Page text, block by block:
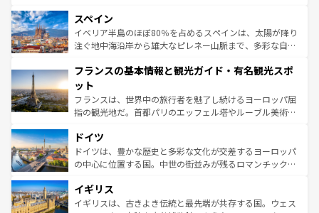
ろん、トスカーナの美しい田園風景やアマルフィ海岸の絶
景など、自然景観も見逃せない。観光の合間には、本場の
ピザやパスタなど、絶品のイタリア料理を堪能することも
ませてくれるイタリアで、忘れられない旅をしてみよう！
なお、新着のイタリア情報は
しい。
スペイン
イベリア半島のほぼ80％を占めるスペインは、太陽が降り
注ぐ地中海沿岸から雄大なピレネー山脈まで、多彩な自然
文化が根付くこの国では、情熱的なフラメンコ、熱気あふ
れる闘牛、そして美味しいタパスが生活の一部となってい
る。首都マドリードの洗練された雰囲気や、バルセロナの
アートに溢れた街角から、地方では古代ローマ遺跡や中世
せる。地方によって風土や気候が異なるスペインはその個
性で訪れる人を魅了する。 なお、新着のスペイン情報は コ
ンテンツ一覧を参照してほしい。
フランスの基本情報と観光ガイド・有名観光スポ
ット
フランスは、世界中の旅行者を魅了し続けるヨーロッパ屈
指の観光地だ。首都パリのエッフェル塔やルーブル美術館
で、幅広い魅力が詰まっている。華麗な宮殿、歴史的な大
聖堂、美しいビーチ、そして豊かな自然が、訪れる者を心
から魅了する。また、フランスは美食の国としても知ら
いる。シャンパンの発祥地であるランス、プロヴァンスの
香り高いラベンダー畑など、多彩な楽しみ方が可能だ。さ
ドイツ
ドイツは、豊かな歴史と多彩な文化が交差するヨーロッパ
の中心に位置する国。中世の街並みが残るロマンチック街
顔を持つこの国は、どこを歩いても飽きることがない。ベ
ルリンの文化的活気、バイエルン州のアルプスの絶景、そ
イギリス
イギリスは、古きよき伝統と最先端が共存する国。ウェス